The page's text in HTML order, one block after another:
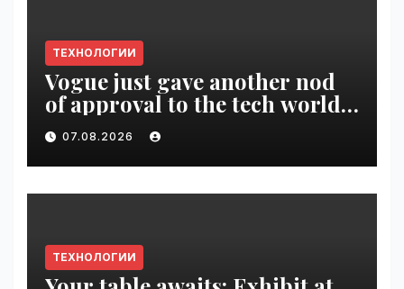
ТЕХНОЛОГИИ
Vogue just gave another nod
of approval to the tech world |
VseTime.ru
07.08.2026
ТЕХНОЛОГИИ